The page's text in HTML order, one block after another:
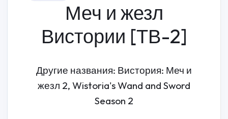
Меч и жезл
Вистории [ТВ-2]
Другие названия: Вистория: Меч и
жезл 2, Wistoria's Wand and Sword
Season 2